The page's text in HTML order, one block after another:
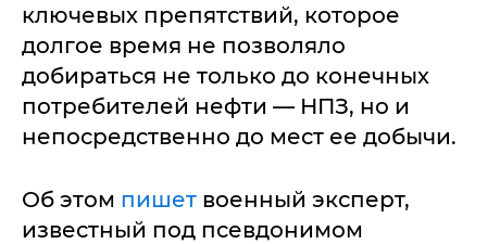
ключевых препятствий, которое
долгое время не позволяло
добираться не только до конечных
потребителей нефти — НПЗ, но и
непосредственно до мест ее добычи.
Об этом пишет военный эксперт,
известный под псевдонимом